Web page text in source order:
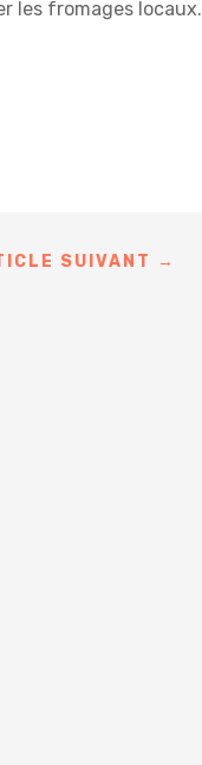
les fromages locaux.
SUIVANT →